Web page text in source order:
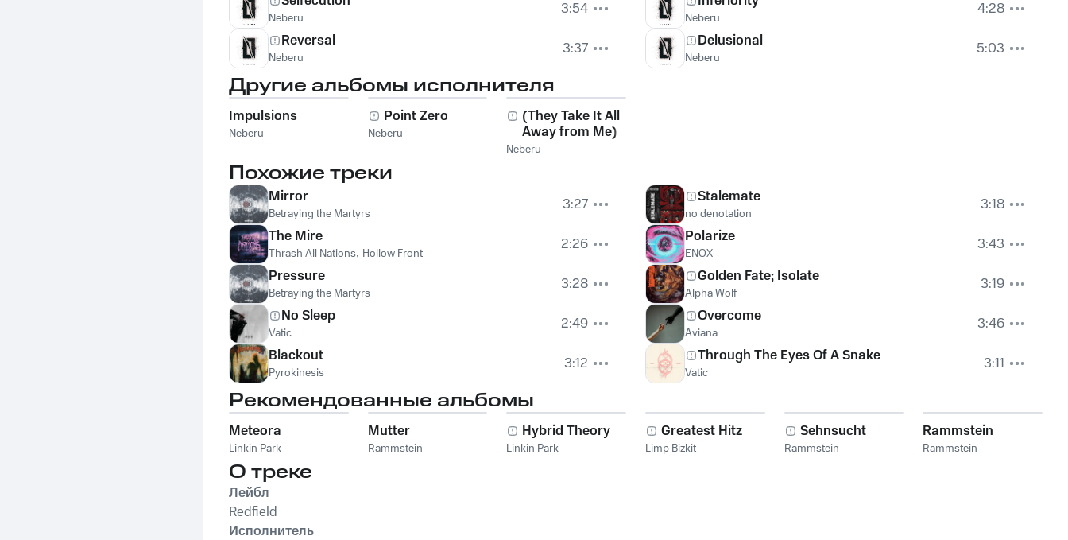
Neberu
3:54
Reversal
Neberu 3:37
Neberu
4:28
Delusional
Neberu 5:03
Другие альбомы исполнителя
Impulsions
Neberu
Point Zero
Neberu
(They Take It All
Away from Me)
Inferiority
Neberu
Похожие треки
Mirror
Betraying the Martyrs
3:27
The Mire
Thrash All Nations, Hollow Front
2:26
Pressure
Betraying the Martyrs
3:28
No Sleep
Vatic
2:49
Blackout
Pyrokinesis 3:12
Stalemate
no denotation
3:18
Polarize
ENOX
3:43
Golden Fate; Isolate
Alpha Wolf
3:19
Overcome
Aviana
3:46
Through The Eyes Of A Snake
Vatic 3:11
Рекомендованные альбомы
Meteora
Linkin Park
Mutter
Rammstein
Hybrid Theory
Linkin Park
Greatest Hitz
Limp Bizkit
Sehnsucht
Rammstein
Rammstein
Rammstein
О треке
Лейбл
Redfield
Исполнитель